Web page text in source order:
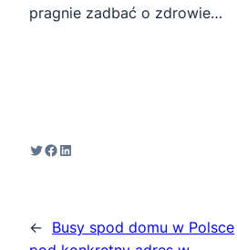
pragnie zadbać o zdrowie…
Twitter
Facebook
LinkedIn
← Busy spod domu w Polsce